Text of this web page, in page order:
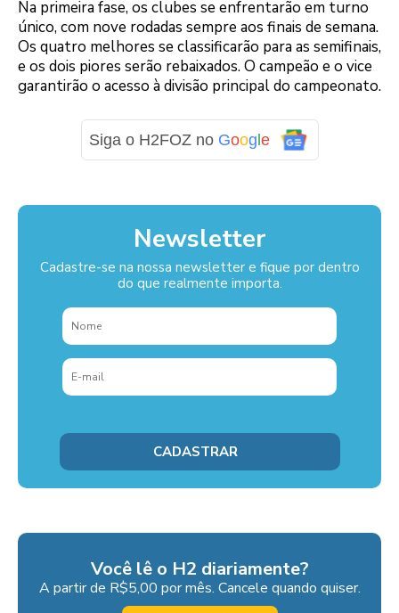
Na primeira fase, os clubes se enfrentarão em turno
único, com nove rodadas sempre aos finais de semana.
Os quatro melhores se classificarão para as semifinais,
e os dois piores serão rebaixados. O campeão e o vice
garantirão o acesso à divisão principal do campeonato.
Siga o H2FOZ no Google
Newsletter
Cadastre-se na nossa newsletter e fique por dentro
do que realmente importa.
Você lê o H2 diariamente?
A partir de R$5,00 por mês. Cancele quando quiser.